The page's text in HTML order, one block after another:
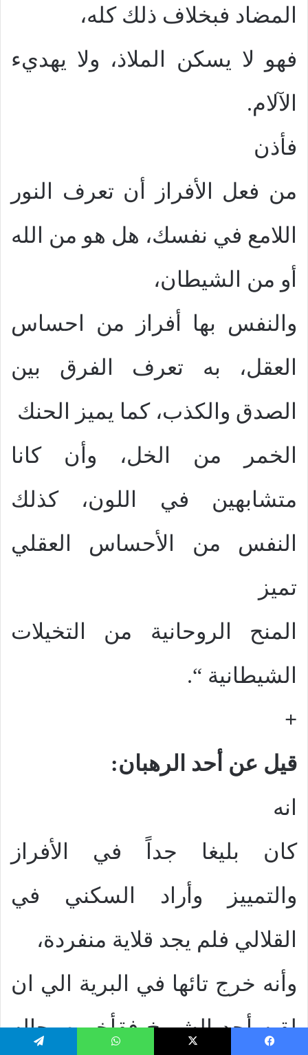
المضاد فبخلاف ذلك كله،
فهو لا يسكن الملاذ، ولا يهديء
الآلام.
فأذن
من فعل الأفراز أن تعرف النور
اللامع في نفسك، هل هو من الله
أو من الشيطان،
والنفس بها أفراز من احساس
العقل، به تعرف الفرق بين
الصدق والكذب، كما يميز الحنك
الخمر من الخل، وأن كانا
متشابهين في اللون، كذلك
النفس من الأحساس العقلي
تميز
المنح الروحانية من التخيلات
الشيطانية “.
+
قيل عن أحد الرهبان:
انه
كان بليغا جداً في الأفراز
والتمييز وأراد السكني في
القلالي فلم يجد قلاية منفردة،
وأنه خرج تائها في البرية الي ان
لقيه أحد الشيوخ فقأخبره بحاله